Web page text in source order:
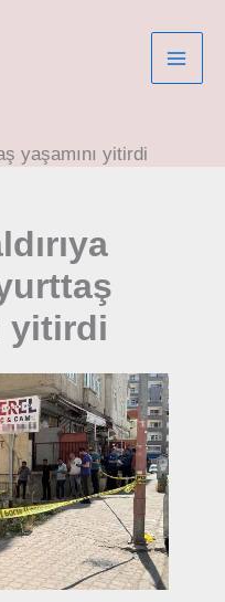
yaşamını yitirdi
yitirdi